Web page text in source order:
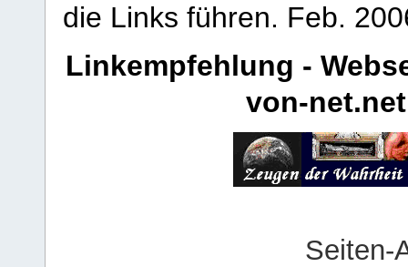
die Links führen. Feb.
Linkempfehlung -
von-net.net
Seiten-